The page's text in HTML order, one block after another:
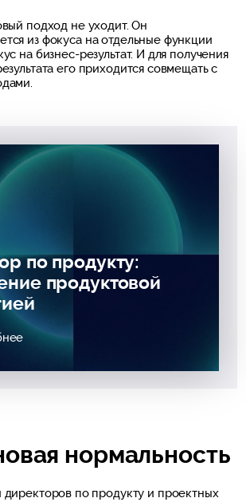
подход не уходит. Он
из фокуса на отдельные функции
на бизнес-результат. И для получения
его приходится совмещать с
по продукту:
продуктовой
нормальность
директоров по продукту и проектных